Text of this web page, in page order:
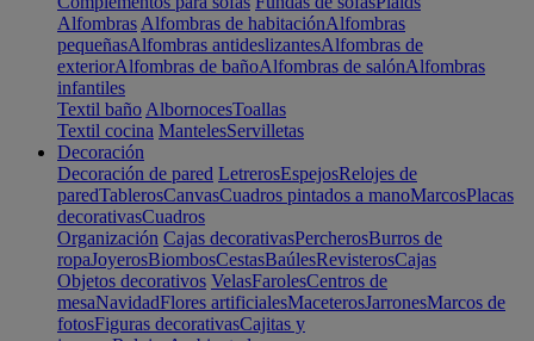
Alfombras Alfombras de habitaciónAlfombras
pequeñasAlfombras antideslizantesAlfombras de
exteriorAlfombras de bañoAlfombras de salónAlfombras
infantiles
Textil baño AlbornocesToallas
Textil cocina MantelesServilletas
Decoración
Decoración de pared LetrerosEspejosRelojes de
paredTablerosCanvasCuadros pintados a manoMarcosPlacas
decorativasCuadros
Organización Cajas decorativasPercherosBurros de
ropaJoyerosBiombosCestasBaúlesRevisterosCajas
Objetos decorativos VelasFarolesCentros de
mesaNavidadFlores artificialesMaceterosJarronesMarcos de
fotosFiguras decorativasCajitas y